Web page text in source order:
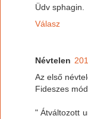
Üdv sphagin.
Válasz
Névtelen
Az első
Fideszes
" Átváltozott